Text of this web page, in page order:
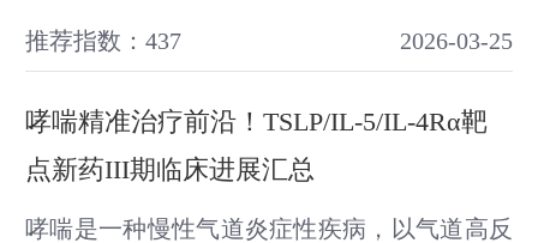
推荐指数：437 2026-03-25
哮喘精准治疗前沿！TSLP/IL-5/IL-4Rα靶
点新药III期临床进展汇总
哮喘是一种慢性气道炎症性疾病，以气道高反